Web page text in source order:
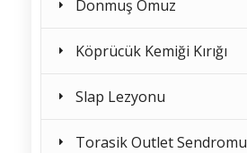
Donmuş Omuz
Köprücük Kemiği Kırığı
Slap Lezyonu
Torasik Outlet Sendromu